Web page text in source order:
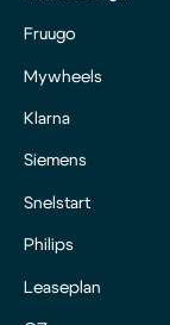
Fruugo
Mywheels
Klarna
Siemens
Snelstart
Philips
Leaseplan